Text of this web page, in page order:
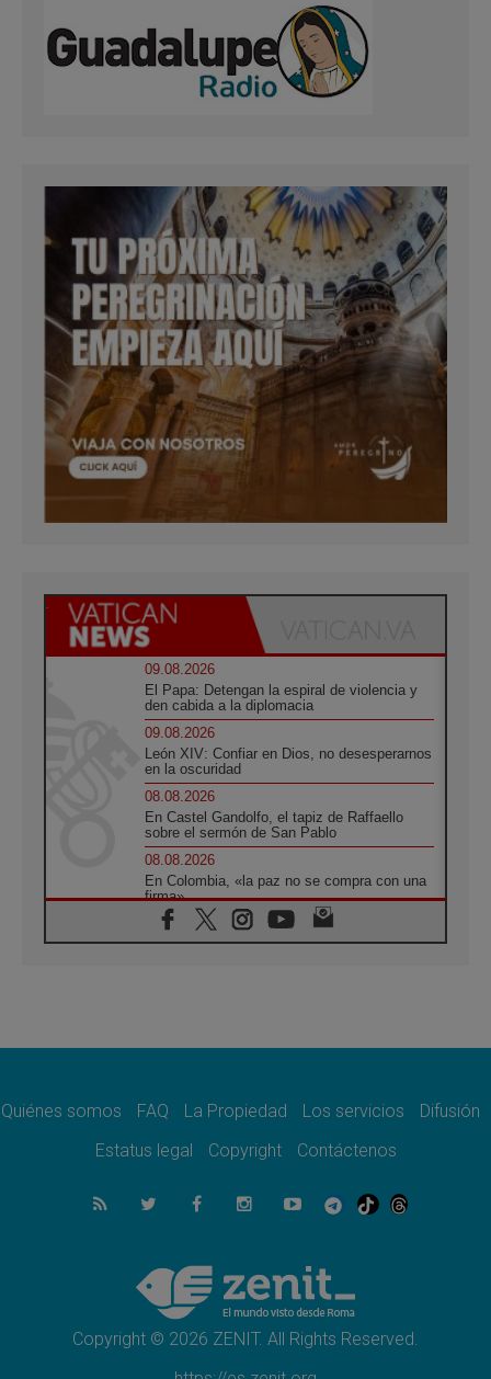
09.08.2026
El Papa: Detengan la espiral de violencia y
den cabida a la diplomacia
09.08.2026
León XIV: Confiar en Dios, no desesperarnos
en la oscuridad
08.08.2026
En Castel Gandolfo, el tapiz de Raffaello
sobre el sermón de San Pablo
08.08.2026
En Colombia, «la paz no se compra con una
firma»
08.08.2026
En Venezuela celebraron los 416 años del
08.08.2026
07.08.2026
se convierte en diócesis
Honduras: Los desplazados invisibles de una
crisis olvidada
Bokalic: "En Argentina el Papa León señalará
el compromiso del cristiano"
Quiénes somos FAQ La Propiedad Los servicios
Difusión
Estatus legal
Copyright Contáctenos
Copyright © 2026 ZENIT. All Rights Reserved.